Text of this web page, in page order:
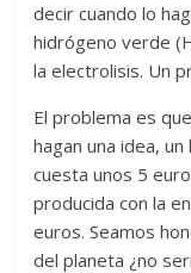
decir cuando lo
hidrógeno verde
la electrolisis. Un
El problema es
hagan una idea,
cuesta unos 5
producida con la
euros. Seamos
del planeta ¿no